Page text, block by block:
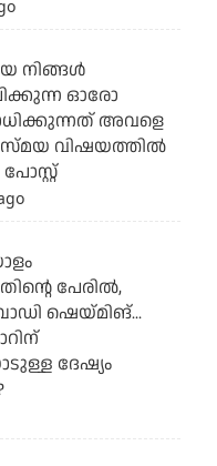
നിങ്ങള്‍
ഓരോ
അവളെ
വിഷയത്തില്‍
പേരില്‍,
ഷെയ്മിങ്...
ദേഷ്യം